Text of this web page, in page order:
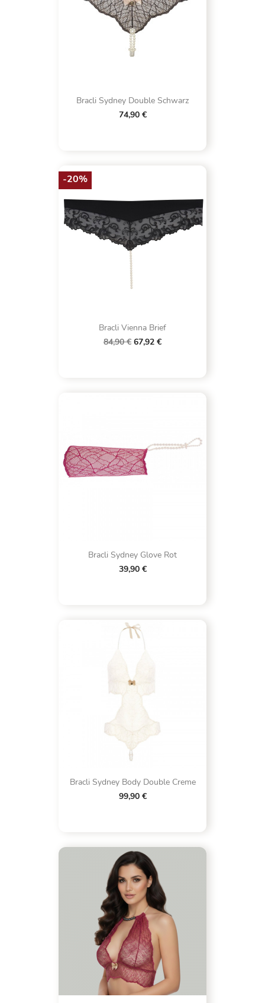
Bracli Sydney Double Schwarz
74,90 €
Bracli Vienna Brief
84,90 € 67,92 €
-20%
Bracli Sydney Glove Rot
39,90 €
Bracli Sydney Body Double Creme
99,90 €